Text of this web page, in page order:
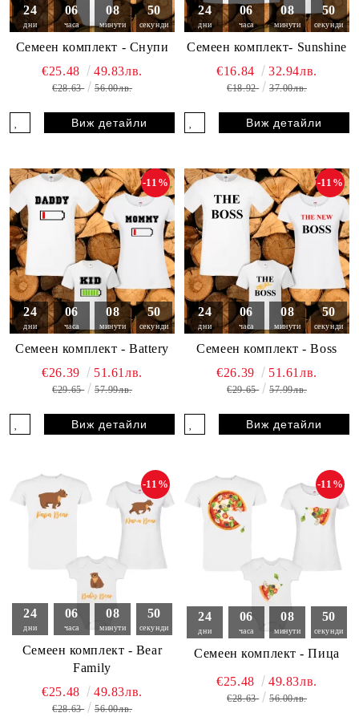
24
дни
06
часа
08
минути
49
секунди
Семеен комплект - Снупи
€25.48
49.83лв.
€28.63 56.00лв.
Виж детайли
24
дни
06
часа
08
минути
49
секунди
Семеен комплект- Sunshine
€16.84
32.94лв.
€18.92 37.00лв.
Виж детайли
24
дни
06
часа
08
минути
49
секунди
Семеен комплект - Battery
-11%
€26.39 51.61лв.
€29.65 57.99лв.
Виж детайли
24
дни
06
часа
08
минути
49
секунди
Семеен комплект - Boss
-11%
€26.39 51.61лв.
€29.65 57.99лв.
Виж детайли
24
дни
06
часа
08
минути
49
секунди
Семеен комплект - Bear
Family
-11%
€25.48 49.83лв.
€28.63 56.00лв.
24
дни
06
часа
08
минути
49
секунди
Семеен комплект - Пица
-11%
€25.48 49.83лв.
€28.63 56.00лв.